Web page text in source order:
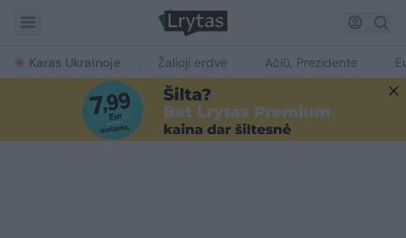
Karas Ukrainoje Žalioji erdvė Ačiū, Prezidente